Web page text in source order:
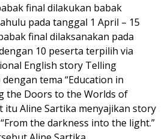
final dilakukan babak
pada tanggal 1 April – 15
final dilaksanakan pada
10 peserta terpilih via
English story Telling
tema “Education in
the Doors to the Worlds of
itu Aline Sartika menyajikan story
the darkness into the light.”